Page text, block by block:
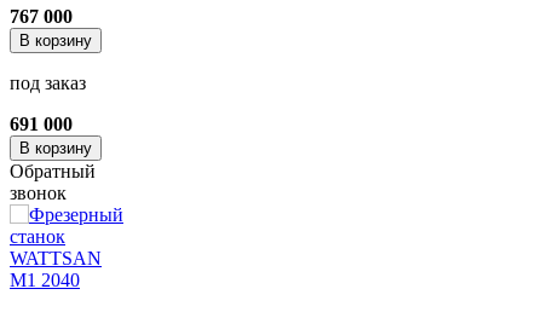
767 000
В корзину
под заказ
691 000
В корзину
Обратный
звонок